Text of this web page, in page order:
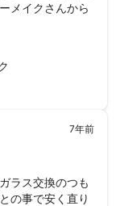
メイクさんから
いただきまし
す！
7年前
ラス交換のつも
の事で安く直り